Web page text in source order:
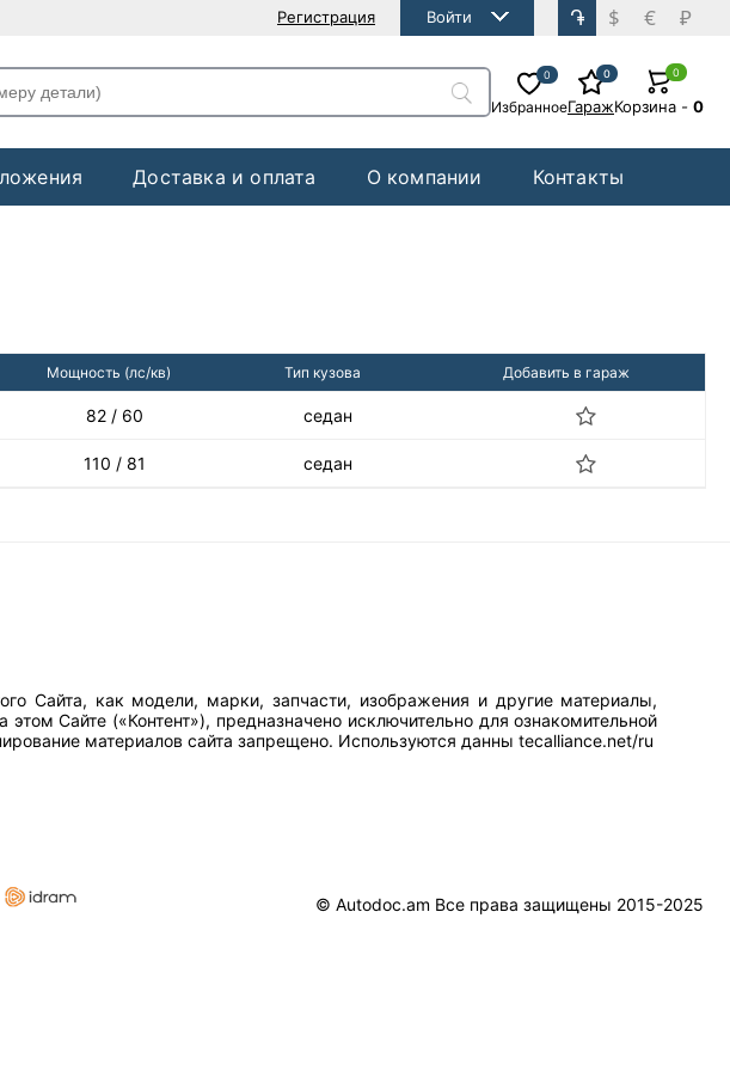
֏ $ € ₽
Регистрация Войти
Избранное
0
Гараж
0
Корзина
0
- 0
Доставка и оплата О компании Контакты
Мощность (лс/кв) Тип кузова Добавить в гараж
82 / 60 седан
110 / 81 седан
Сайта, как модели, марки, запчасти, изображения и другие материалы,
Сайте («Контент»), предназначено исключительно для ознакомительной
материалов сайта запрещено. Используются данны tecalliance.net/ru
© Autodoc.am Все права защищены 2015-2025